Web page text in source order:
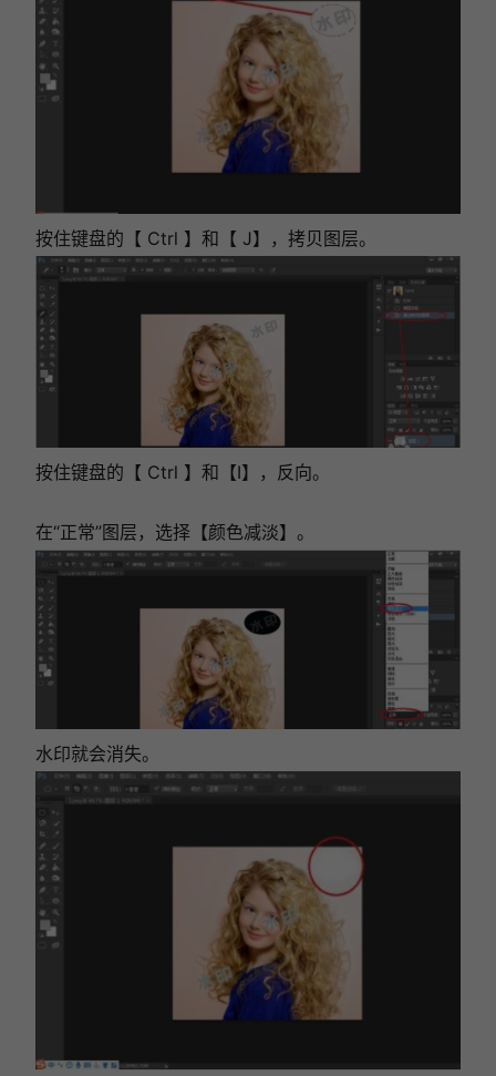
按住键盘的【 Ctrl 】和【 J】，拷贝图层。
按住键盘的【 Ctrl 】和【I】，反向。
在“正常”图层，选择【颜色减淡】。
水印就会消失。